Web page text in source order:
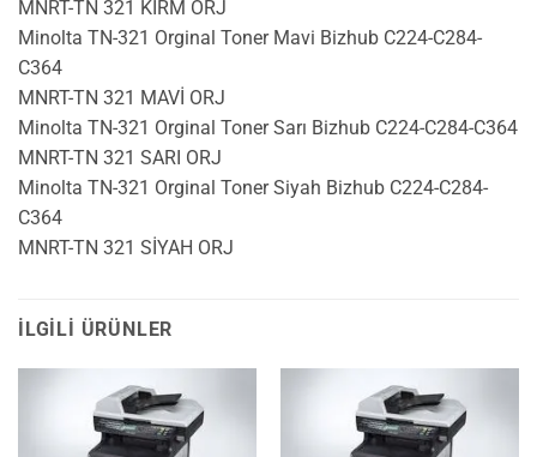
MNRT-TN 321 KIRM ORJ
Minolta TN-321 Orginal Toner Mavi Bizhub C224-C284-
C364
MNRT-TN 321 MAVİ ORJ
Minolta TN-321 Orginal Toner Sarı Bizhub C224-C284-C364
MNRT-TN 321 SARI ORJ
Minolta TN-321 Orginal Toner Siyah Bizhub C224-C284-
C364
MNRT-TN 321 SİYAH ORJ
İLGILI ÜRÜNLER